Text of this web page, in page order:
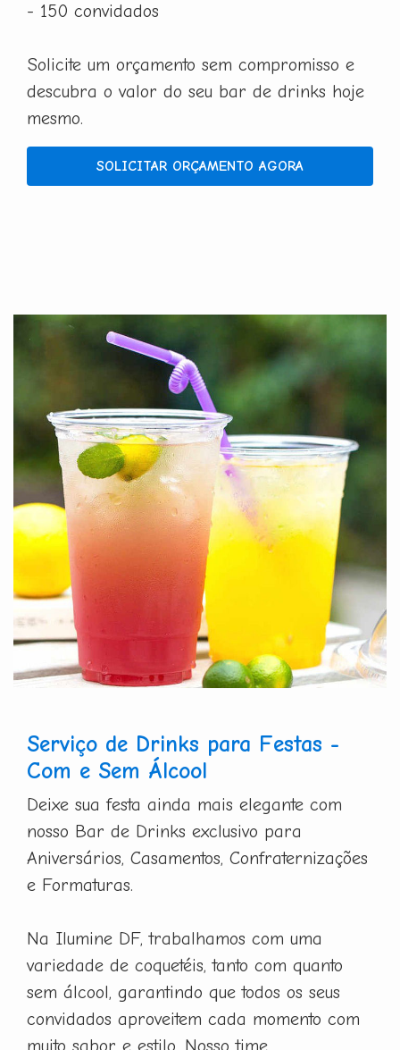
- 150 convidados
Solicite um orçamento sem compromisso e
descubra o valor do seu bar de drinks hoje
mesmo.
SOLICITAR ORÇAMENTO AGORA
Serviço de Drinks para Festas -
Com e Sem Álcool
Deixe sua festa ainda mais elegante com
nosso Bar de Drinks exclusivo para
Aniversários, Casamentos, Confraternizações
e Formaturas.
Na Ilumine DF, trabalhamos com uma
variedade de coquetéis, tanto com quanto
sem álcool, garantindo que todos os seus
convidados aproveitem cada momento com